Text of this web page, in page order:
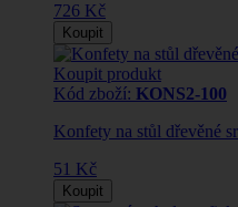
726 Kč
Koupit
Koupit produkt
Kód zboží: KONS2-100
Konfety na stůl dřevěné
51 Kč
Koupit